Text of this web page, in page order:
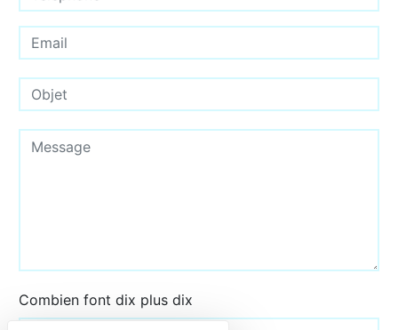
Combien font dix plus dix